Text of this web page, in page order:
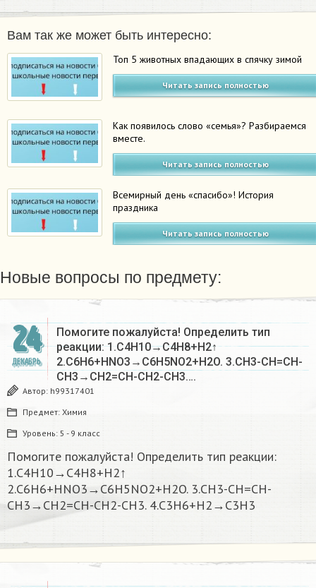
Вам так же может быть интересно:
Топ 5 животных впадающих в спячку зимой
Читать запись полностью
Как появилось слово «семья»? Разбираемся
вместе.
Читать запись полностью
Всемирный день «спасибо»! История
праздника
Читать запись полностью
Новые вопросы по предмету:
24
ДЕКАБРЬ
Помогите пожалуйста! Определить тип
реакции: 1.C4H10→C4H8+H2↑
2.C6H6+HNO3→C6H5NO2+H2O. 3.CH3-CH=CH-
CH3→CH2=CH-CH2-CH3….
Автор: h99317401
Предмет: Химия
Уровень: 5 - 9 класс
Помогите пожалуйста! Определить тип реакции:
1.C4H10→C4H8+H2↑
2.C6H6+HNO3→C6H5NO2+H2O. 3.CH3-CH=CH-
CH3→CH2=CH-CH2-CH3. 4.C3H6+H2→C3H3